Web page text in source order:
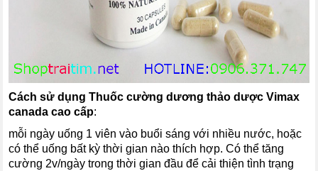
Cách sử dụng Thuốc cường dương thảo dược Vimax
canada cao cấp:
mỗi ngày uống 1 viên vào buổi sáng với nhiều nước, hoặc
có thể uống bất kỳ thời gian nào thích hợp. Có thể tăng
cường 2v/ngày trong thời gian đầu để cải thiện tình trạng